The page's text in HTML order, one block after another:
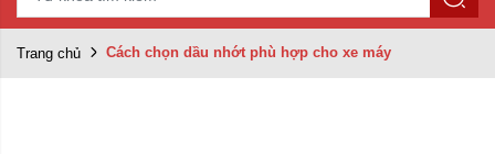
Trang chủ Cách chọn dầu nhớt phù hợp cho xe máy